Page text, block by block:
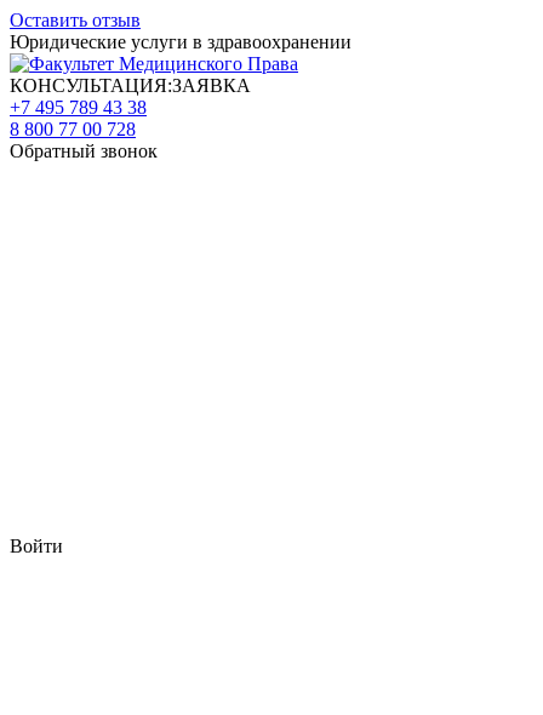
Оставить отзыв
Юридические услуги в здравоохранении
КОНСУЛЬТАЦИЯ:ЗАЯВКА
+7 495 789 43 38
8 800 77 00 728
Обратный звонок
Войти